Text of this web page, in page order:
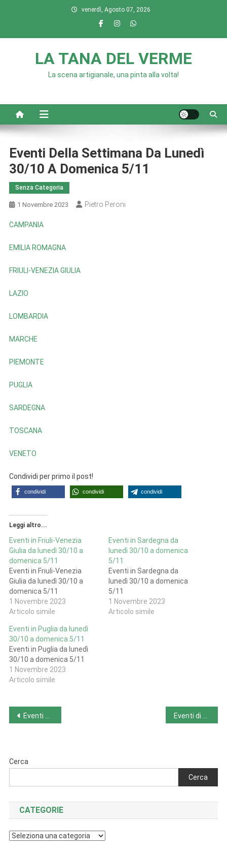
venerdì, Agosto 07, 2026
LA TANA DEL VERME
La scena artigianale, una pinta alla volta!
Eventi Della Settimana Da Lunedì
30/10 A Domenica 5/11
Senza Categoria
1 Novembre 2023 Pietro Peroni
CAMPANIA
EMILIA ROMAGNA
FRIULI-VENEZIA GIULIA
LAZIO
LOMBARDIA
MARCHE
PIEMONTE
PUGLIA
SARDEGNA
TOSCANA
VENETO
Condividi per primo il post!
condividi condividi condividi
Leggi altro...
Eventi in Friuli-Venezia
Giulia da lunedì 30/10 a
domenica 5/11
Eventi in Friuli-Venezia
Giulia da lunedì 30/10 a
domenica 5/11
1 Novembre 2023
Articolo simile
Eventi in Sardegna da
lunedì 30/10 a domenica
5/11
Eventi in Sardegna da
lunedì 30/10 a domenica
5/11
1 Novembre 2023
Articolo simile
Eventi in Puglia da lunedì
30/10 a domenica 5/11
Eventi in Puglia da lunedì
30/10 a domenica 5/11
1 Novembre 2023
Articolo simile
Navigazione
Eventi nel Veneto da lunedì 30/10 a domenica 5/11
Cerca
Cerca
CATEGORIE
Categorie